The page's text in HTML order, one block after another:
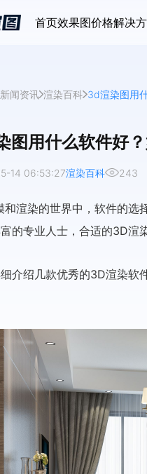
首页效果图价格解决
新闻资讯 渲染百科 3d渲染图用
图用什么软件好
14 06:53:27渲染百科 243
和渲染的世界中，软件的选
的专业人士，合适的3D渲
介绍几款优秀的3D渲染软